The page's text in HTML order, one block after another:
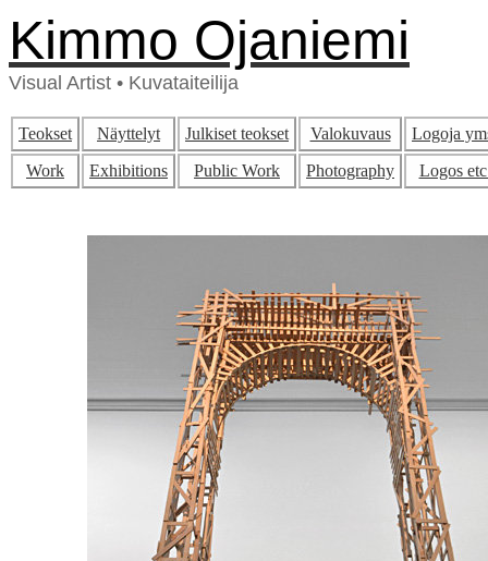
Kimmo Ojaniemi
Visual Artist • Kuvataiteilija
Teokset Näyttelyt Julkiset teokset Valokuvaus
Logoja
Work
Exhibitions Public Work Photography Logos